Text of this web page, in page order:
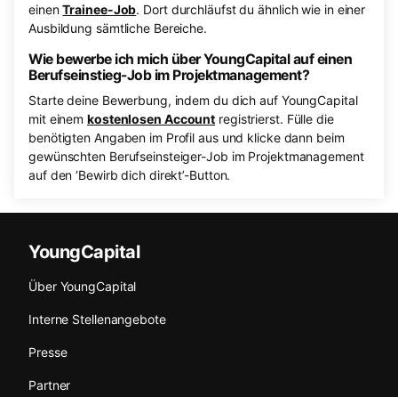
einenTrainee-Job. Dort durchläufst du ähnlich wie in einer
Ausbildung sämtliche Bereiche.
Wie bewerbe ich mich über YoungCapital auf einen
Berufseinstieg-Job im Projektmanagement?
Starte deine Bewerbung, indem du dich auf YoungCapital
mit einem kostenlosen Account registrierst. Fülle die
benötigten Angaben im Profil aus und klicke dann beim
gewünschten Berufseinsteiger-Job im Projektmanagement
auf den ‘Bewirb dich direkt’-Button.
YoungCapital
Über YoungCapital
Interne Stellenangebote
Presse
Partner